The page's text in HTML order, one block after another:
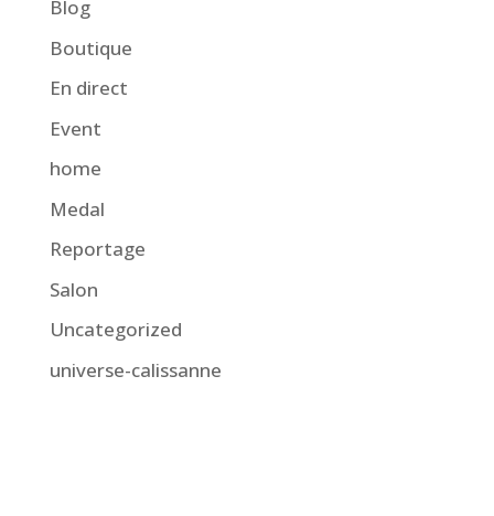
Blog
Boutique
En direct
Event
home
Medal
Reportage
Salon
Uncategorized
universe-calissanne